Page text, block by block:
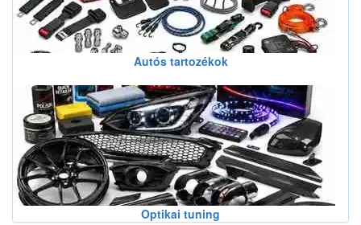
Autós tartozékok
Optikai tuning